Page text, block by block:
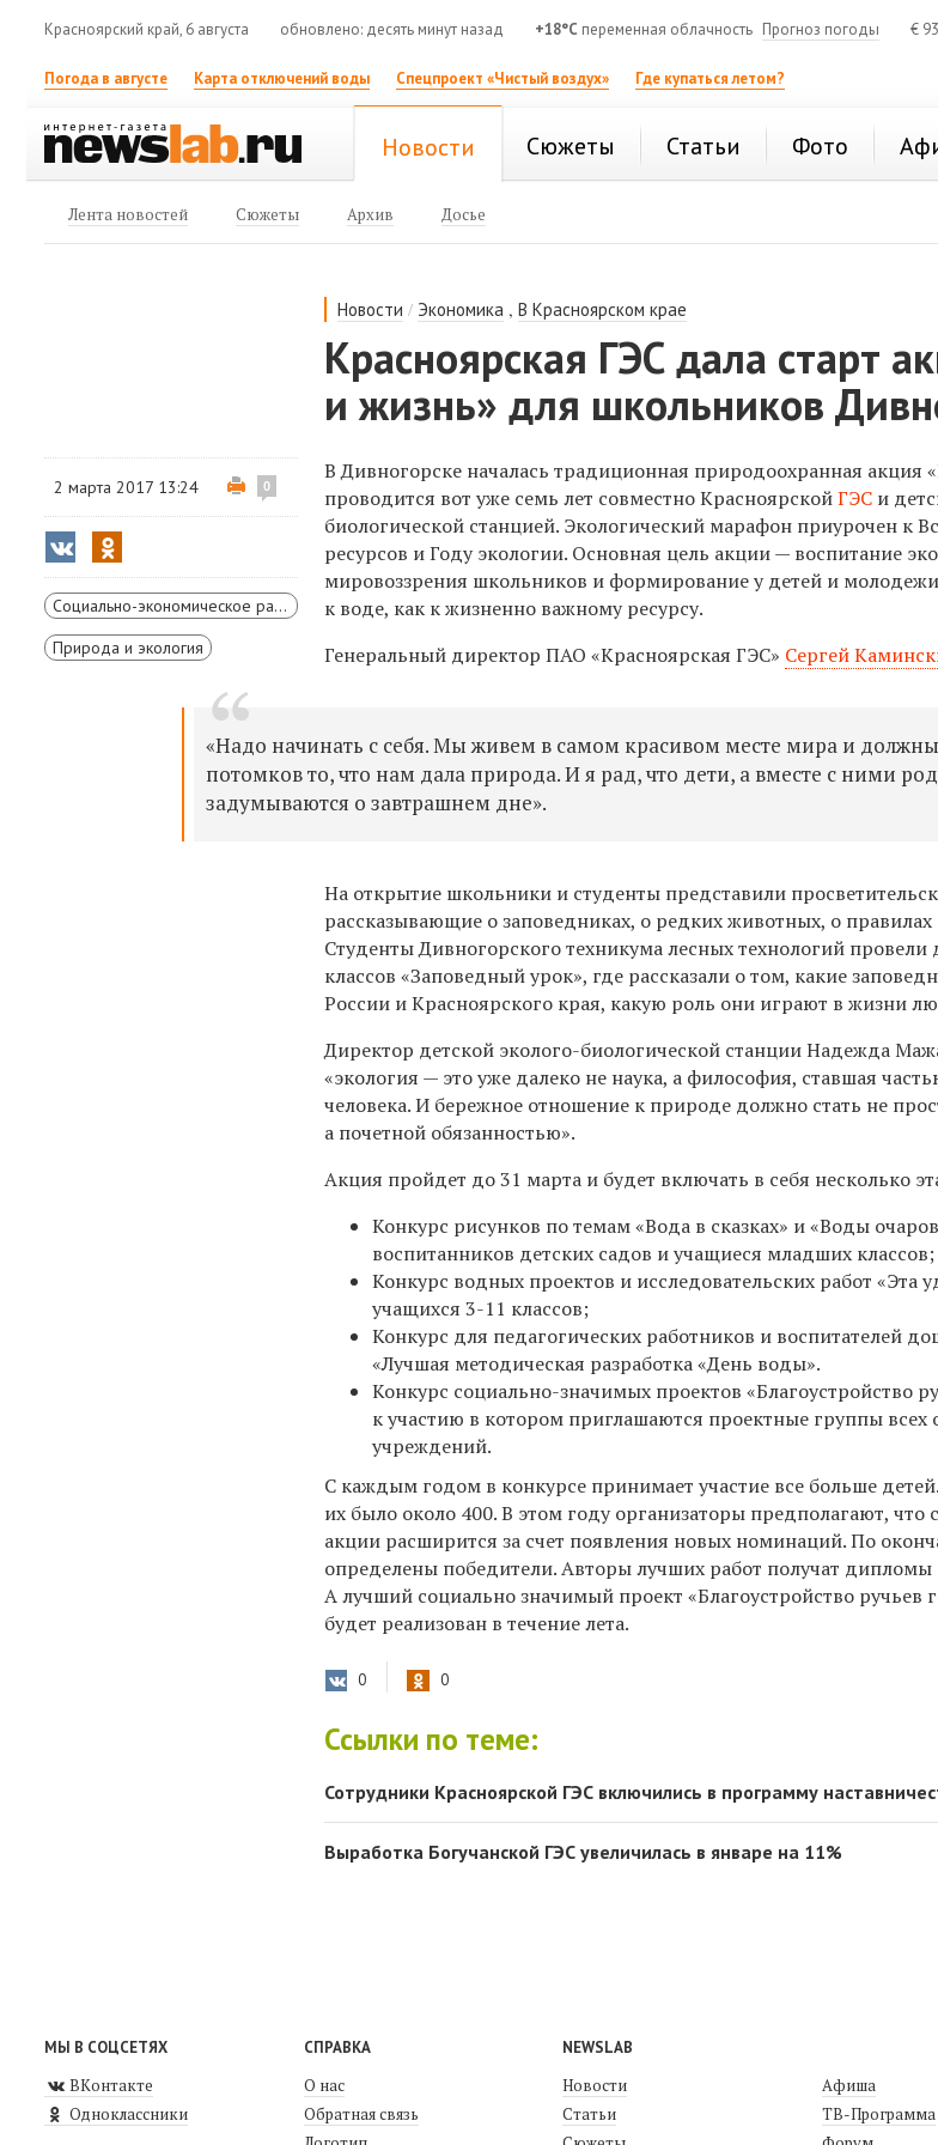
Красноярский край, 6 августа обновлено: десять минут назад +18°C переменная облачность Прогноз погоды €
Погода в августе Карта отключений воды Спецпроект «Чистый воздух» Где купаться летом?
Новости Сюжеты Статьи Фото
Лента новостей Сюжеты Архив Досье
Новости / Экономика ,В Красноярском крае
Красноярская ГЭС дала старт
и жизнь» для школьников
2 марта 2017 13:24 0
Социально-экономическое развитие Красноярского края
Природа и экология
В Дивногорске началась традиционная природоохранная акция
проводится вот уже семь лет совместно КрасноярскойГЭС и
биологической станцией. Экологический марафон приурочен к
ресурсов и Году экологии. Основная цель акции — воспитание
мировоззрения школьников и формирование у детей и
к воде, как к жизненно важному ресурсу.
Генеральный директор ПАО «Красноярская ГЭС» Сергей
«Надо начинать с себя. Мы живем в самом красивом месте мира и
потомков то, что нам дала природа. И я рад, что дети, а вместе с ними
задумываются о завтрашнем дне».
На открытие школьники и студенты представили
рассказывающие о заповедниках, о редких животных, о
СтудентыДивногорского техникума лесных технологий
классов «Заповедный урок», где рассказали о том, какие
России и Красноярского края, какую роль они играют в жизни
Директор детской эколого-биологической станции Надежда
«экология — это уже далеко не наука, а философия, ставшая
человека. И бережное отношение к природе должно стать не
а почетной обязанностью».
Акция пройдет до 31 марта и будет включать в себя несколько
Конкурс рисунков по темам «Вода в сказках» и «Воды
воспитанников детских садов и учащиеся младших классов;
Конкурс водных проектов и исследовательских работ «Эта
учащихся 3-11 классов;
Конкурс для педагогических работников и воспитателей
«Лучшая методическая разработка «День воды».
Конкурс социально-значимых проектов «Благоустройство
к участию в котором приглашаются проектные группы всех
учреждений.
С каждым годом в конкурсе принимает участие все больше
их было около 400. В этом году организаторы предполагают, что
акции расширится за счет появления новых номинаций. По
определены победители. Авторы лучших работ получат
А лучший социально значимый проект «Благоустройство ручьев
будет реализован в течение лета.
0 0
Ссылки по теме:
Сотрудники Красноярской ГЭС включились в программу
Выработка Богучанской ГЭС увеличилась в январе на 11%
МЫ В СОЦСЕТЯХ
ВКонтакте
Одноклассники
СПРАВКА
О нас
Обратная связь
NEWSLAB
Новости
Статьи
Афиша
ТВ-Программа